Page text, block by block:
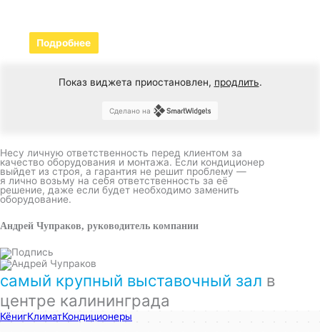
Подробнее
Показ виджета приостановлен, продлить.
Сделано на
Несу личную ответственность перед клиентом за
качество оборудования и монтажа. Если кондиционер
выйдет из строя, а гарантия не решит проблему —
я лично возьму на себя ответственность за её
решение, даже если будет необходимо заменить
оборудование.
Андрей Чупраков, руководитель компании
самый крупный выставочный зал в
центре калининграда
КёнигКлимат
Кондиционеры в Калининграде